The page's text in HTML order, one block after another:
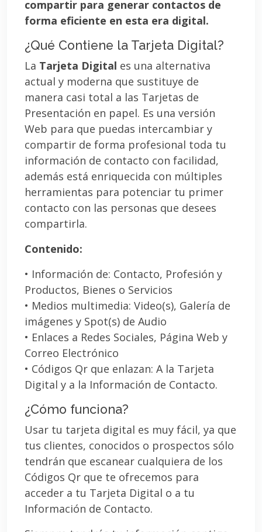
compartir para generar contactos de
forma eficiente en esta era digital.
¿Qué Contiene la Tarjeta Digital?
La Tarjeta Digital es una alternativa
actual y moderna que sustituye de
manera casi total a las Tarjetas de
Presentación en papel. Es una versión
Web para que puedas intercambiar y
compartir de forma profesional toda tu
información de contacto con facilidad,
además está enriquecida con múltiples
herramientas para potenciar tu primer
contacto con las personas que desees
compartirla.
Contenido:
• Información de: Contacto, Profesión y
Productos, Bienes o Servicios
• Medios multimedia: Video(s), Galería de
imágenes y Spot(s) de Audio
• Enlaces a Redes Sociales, Página Web y
Correo Electrónico
• Códigos Qr que enlazan: A la Tarjeta
Digital y a la Información de Contacto.
¿Cómo funciona?
Usar tu tarjeta digital es muy fácil, ya que
tus clientes, conocidos o prospectos sólo
tendrán que escanear cualquiera de los
Códigos Qr que te ofrecemos para
acceder a tu Tarjeta Digital o a tu
Información de Contacto.